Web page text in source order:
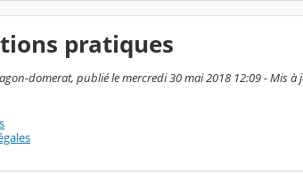
pratiques
domerat, publié le mercredi 30 mai 2018 12:09 - Mis à